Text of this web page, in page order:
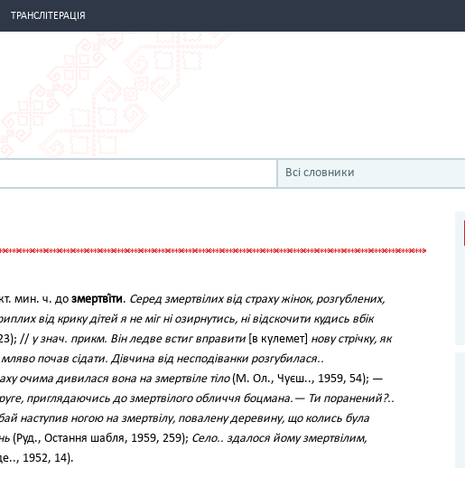
ТРАНСЛІТЕРАЦІЯ
Всі словники
мин. ч. дозмертві́ти. Серед змертвілих від страху жінок, розгублених,
від крику дітей я не міг ні озирнутись, ні відскочити кудись вбік
// у знач. прикм. Він ледве встиг вправити [в кулемет] нову стрічку, як
почав сідати. Дівчина від несподіванки розгубилася..
очима дивилася вона на змертвіле тіло(М. Ол., Чуєш.., 1959, 54); —
приглядаючись до змертвілого обличчя боцмана.— Ти поранений?..
наступив ногою на змертвілу, повалену деревину, що колись була
(Руд., Остання шабля, 1959, 259); Село.. здалося йому змертвілим,
1952, 14).